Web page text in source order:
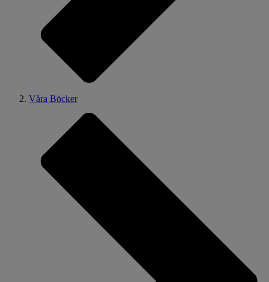
Våra Böcker